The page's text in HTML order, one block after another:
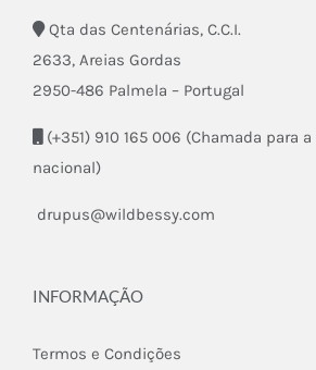
Qta das Centenárias, C.C.I.
2633, Areias Gordas
2950-486 Palmela – Portugal
(+351) 910 165 006 (Chamada para
nacional)
drupus@wildbessy.com
INFORMAÇÃO
Termos e Condições